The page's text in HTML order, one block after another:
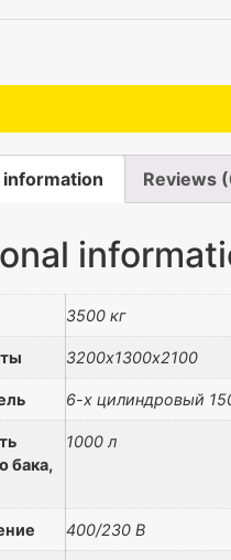
Reviews
3500 кг
3200х1300х2100
6-х цилиндровый
бака,
1000 л
400/230 В